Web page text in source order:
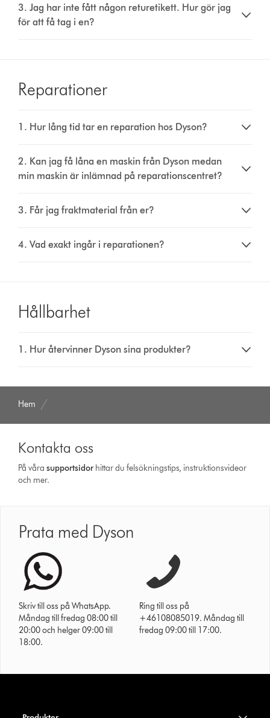
3. Jag har inte fått någon returetikett. Hur gör jag
för att få tag i en?
Reparationer
1. Hur lång tid tar en reparation hos Dyson?​
2. Kan jag få låna en maskin från Dyson medan
min maskin är inlämnad på reparationscentret?​
3. Får jag fraktmaterial från er?
4. Vad exakt ingår i reparationen?​
Hållbarhet
1. Hur återvinner Dyson sina produkter?
Hem
Kontakta oss
På vårasupport­sidor hittar du felsökningstips, instruktionsvideor
och mer.
Prata med Dyson
Skriv till oss på WhatsApp.
Måndag till fredag 08:00 till
20:00 och helger 09:00 till
18:00.
Ring till oss på
+46108085019. Måndag till
fredag 09:00 till 17:00.